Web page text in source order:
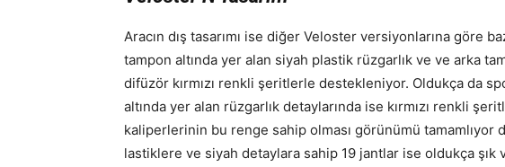
Aracın dış tasarımı ise diğer Veloster versiyonlarına göre
tampon altında yer alan siyah plastik rüzgarlık ve ve arka
difüzör kırmızı renkli şeritlerle destekleniyor. Oldukça da
altında yer alan rüzgarlık detaylarında ise kırmızı renkli
kaliperlerinin bu renge sahip olması görünümü
lastiklere ve siyah detaylara sahip 19 jantlar ise oldukça şık